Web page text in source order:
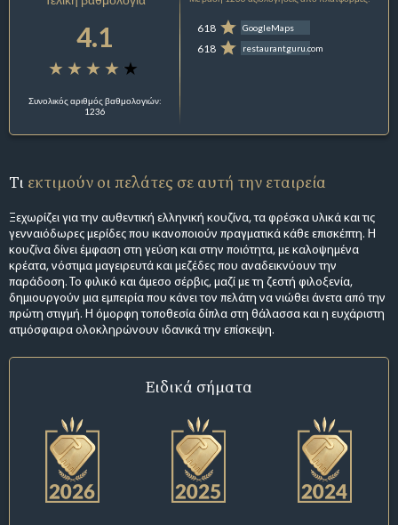
4.1
Συνολικός αριθμός βαθμολογιών:
1236
618 GoogleMaps
618 restaurantguru.com
Τι εκτιμούν οι πελάτες σε αυτή την εταιρεία
Ξεχωρίζει για την αυθεντική ελληνική κουζίνα, τα φρέσκα υλικά και τις
γενναιόδωρες μερίδες που ικανοποιούν πραγματικά κάθε επισκέπτη. Η
κουζίνα δίνει έμφαση στη γεύση και στην ποιότητα, με καλοψημένα
κρέατα, νόστιμα μαγειρευτά και μεζέδες που αναδεικνύουν την
παράδοση. Το φιλικό και άμεσο σέρβις, μαζί με τη ζεστή φιλοξενία,
δημιουργούν μια εμπειρία που κάνει τον πελάτη να νιώθει άνετα από την
πρώτη στιγμή. Η όμορφη τοποθεσία δίπλα στη θάλασσα και η ευχάριστη
ατμόσφαιρα ολοκληρώνουν ιδανικά την επίσκεψη.
Ειδικά σήματα